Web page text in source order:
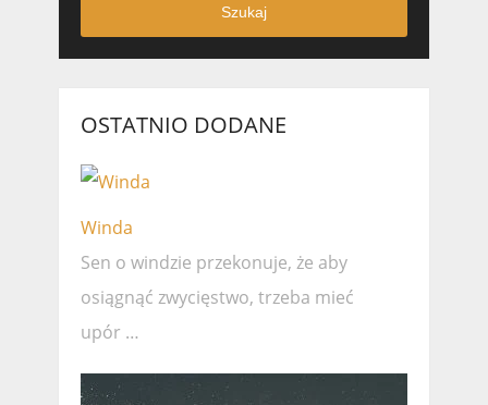
Szukaj
OSTATNIO DODANE
Winda
Sen o windzie przekonuje, że ​​aby
osiągnąć zwycięstwo, trzeba mieć
upór …